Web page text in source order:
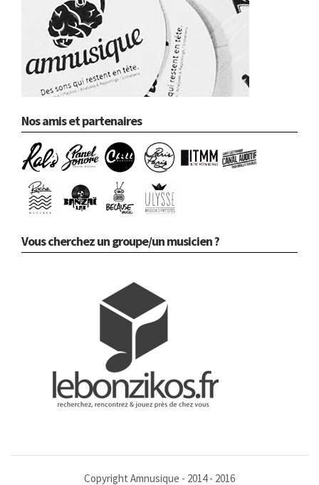
Nos amis et partenaires
Vous cherchez un groupe/un musicien ?
Copyright Amnusique - 2014 - 2016